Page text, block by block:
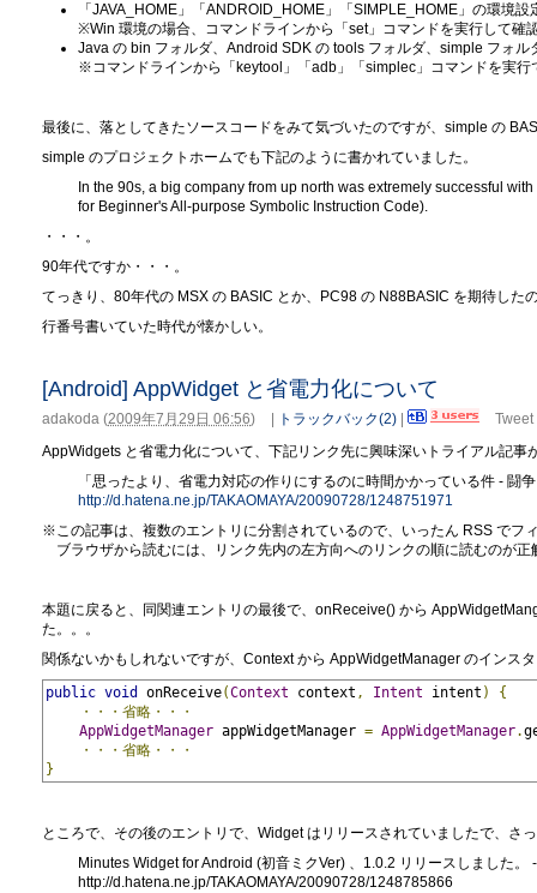
「JAVA_HOME」「ANDROID_HOME」「SIMPLE_HOME」の環境
※Win 環境の場合、コマンドラインから「set」コマンドを実行して確
Java の bin フォルダ、Android SDK の tools フォルダ、simple フォ
※コマンドラインから「keytool」「adb」「simplec」コマンドを実行
最後に、落としてきたソースコードをみて気づいたのですが、simple の
simple のプロジェクトホームでも下記のように書かれていました。
In the 90s, a big company from up north was extremely successful
for Beginner's All-purpose Symbolic Instruction Code).
・・・。
90年代ですか・・・。
てっきり、80年代の MSX の BASIC とか、PC98 の N88BASIC を期待した
行番号書いていた時代が懐かしい。
[Android] AppWidget と省電力化について
adakoda (2009年7月29日 06:56) | トラックバック(2) |
Tweet
AppWidgets と省電力化について、下記リンク先に興味深いトライアル記事
「思ったより、省電力対応の作りにするのに時間かかっている件 - 闘
http://d.hatena.ne.jp/TAKAOMAYA/20090728/1248751971
※この記事は、複数のエントリに分割されているので、いったん RSS でフ
ブラウザから読むには、リンク先内の左方向へのリンクの順に読むのが正
本題に戻ると、同関連エントリの最後で、onReceive() から
た。。。
関係ないかもしれないですが、Context から AppWidgetManager のインス
public void onReceive(Context context , Intent intent )
{
・・・省略・・・
AppWidgetManager appWidgetManager = AppWidgetManager.
・・・省略・・・
}
ところで、その後のエントリで、Widget はリリースされていましたで、さ
Minutes Widget for Android (初音ミクVer) 、1.0.2 リリースしました。
http://d.hatena.ne.jp/TAKAOMAYA/20090728/1248785866